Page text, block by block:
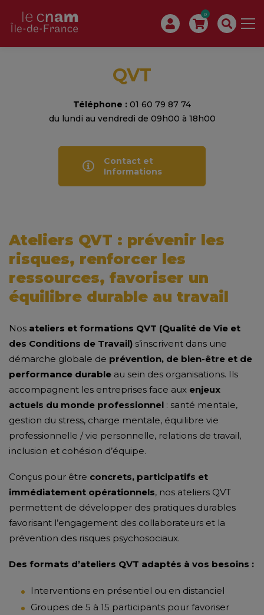
0
QVT
Téléphone : 01 60 79 87 74
du lundi au vendredi de 09h00 à 18h00
Contact et
Informations
Ateliers QVT : prévenir les
risques, renforcer les
ressources, favoriser un
équilibre durable au travail
Nos ateliers et formations QVT (Qualité de Vie et
des Conditions de Travail) s’inscrivent dans une
démarche globale de prévention, de bien-être et de
performance durable au sein des organisations. Ils
accompagnent les entreprises face aux enjeux
actuels du monde professionnel : santé mentale,
gestion du stress, charge mentale, équilibre vie
professionnelle / vie personnelle, relations de travail,
inclusion et cohésion d’équipe.
Conçus pour être concrets, participatifs et
immédiatement opérationnels, nos ateliers QVT
permettent de développer des pratiques durables
favorisant l’engagement des collaborateurs et la
prévention des risques psychosociaux.
Des formats d’ateliers QVT adaptés à vos besoins :
Interventions en présentiel ou en distanciel
Groupes de 5 à 15 participants pour favoriser